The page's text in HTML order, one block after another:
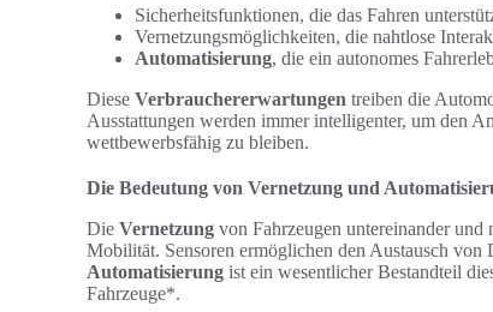
Sicherheitsfunktionen, die das Fahren
Vernetzungsmöglichkeiten, die nahtlose
Automatisierung, die ein autonomes
Diese Verbrauchererwartungen treiben die
Ausstattungen werden immer intelligenter, um den
wettbewerbsfähig zu bleiben.
Die Bedeutung von Vernetzung und
Die Vernetzung von Fahrzeugen untereinander
Mobilität. Sensoren ermöglichen den Austausch
Automatisierung ist ein wesentlicher Bestandteil
Fahrzeuge*.